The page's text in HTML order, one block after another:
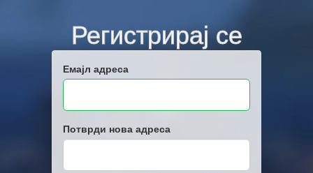
Регистрирај се
Емајл адреса
Потврди нова адреса